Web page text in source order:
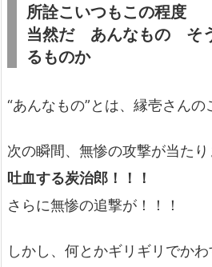
所詮こいつもこの程度
当然だ あんなもの そ
るものか
“あんなもの”とは、縁壱さんの
次の瞬間、無惨の攻撃が当たり
吐血する炭治郎！！！
さらに無惨の追撃が！！！
しかし、何とかギリギリでかわ